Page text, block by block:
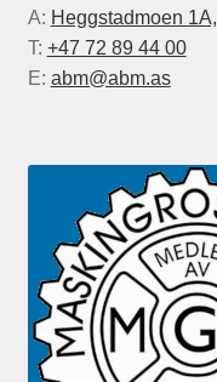
A: Heggstadmoen
T: +47 72 89 44 00
E: abm@abm.as